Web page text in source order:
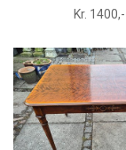
Kr. 1400,-